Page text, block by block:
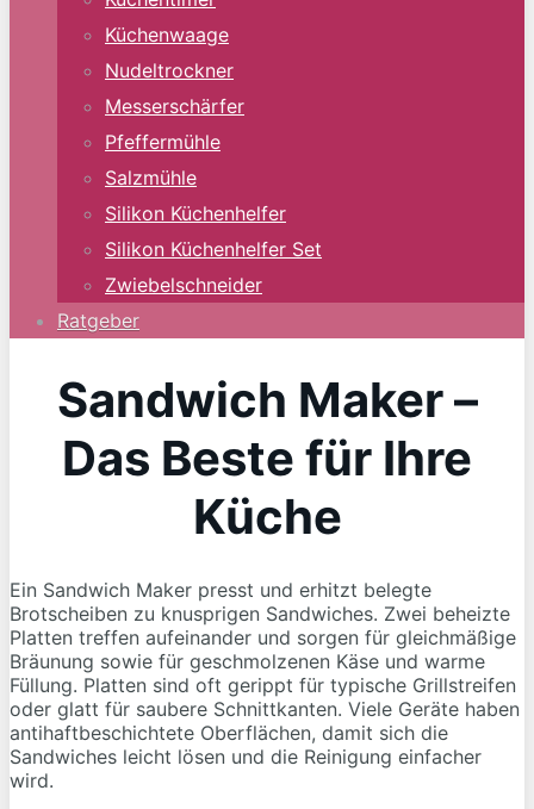
Küchenwaage
Nudeltrockner
Messerschärfer
Pfeffermühle
Salzmühle
Silikon Küchenhelfer
Silikon Küchenhelfer Set
Zwiebelschneider
Ratgeber
Sandwich Maker –
Das Beste für Ihre
Küche
Ein Sandwich Maker presst und erhitzt belegte
Brotscheiben zu knusprigen Sandwiches. Zwei beheizte
Platten treffen aufeinander und sorgen für gleichmäßige
Bräunung sowie für geschmolzenen Käse und warme
Füllung. Platten sind oft gerippt für typische Grillstreifen
oder glatt für saubere Schnittkanten. Viele Geräte haben
antihaftbeschichtete Oberflächen, damit sich die
Sandwiches leicht lösen und die Reinigung einfacher
wird.